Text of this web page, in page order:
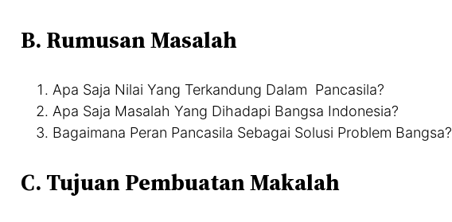
B. Rumusan Masalah
Apa Saja Nilai Yang Terkandung Dalam Pancasila?
Apa Saja Masalah Yang Dihadapi Bangsa Indonesia?
Bagaimana Peran Pancasila Sebagai Solusi Problem Bangsa?
C. Tujuan Pembuatan Makalah